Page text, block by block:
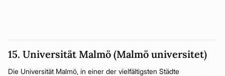
15. Universität Malmö (Malmö universitet)
Die Universität Malmö, in einer der vielfältigsten Städte